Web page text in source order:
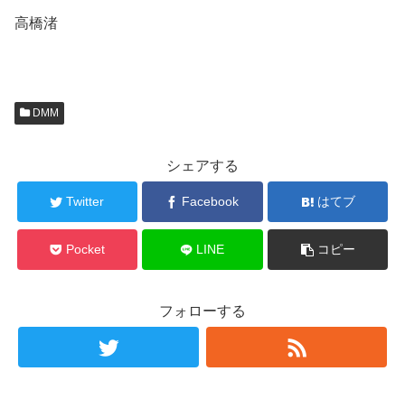
高橋渚
DMM
シェアする
Twitter Facebook はてブ
Pocket LINE コピー
フォローする